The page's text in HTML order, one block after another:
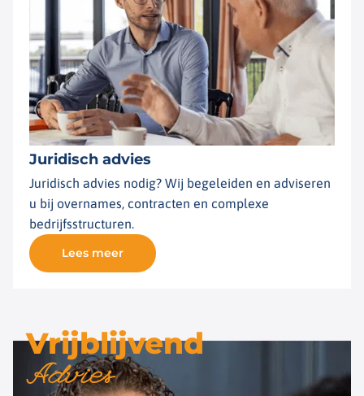
Juridisch advies
Juridisch advies nodig? Wij begeleiden en adviseren
u bij overnames, contracten en complexe
bedrijfsstructuren.
Lees meer
Vrijblijvend
Advies